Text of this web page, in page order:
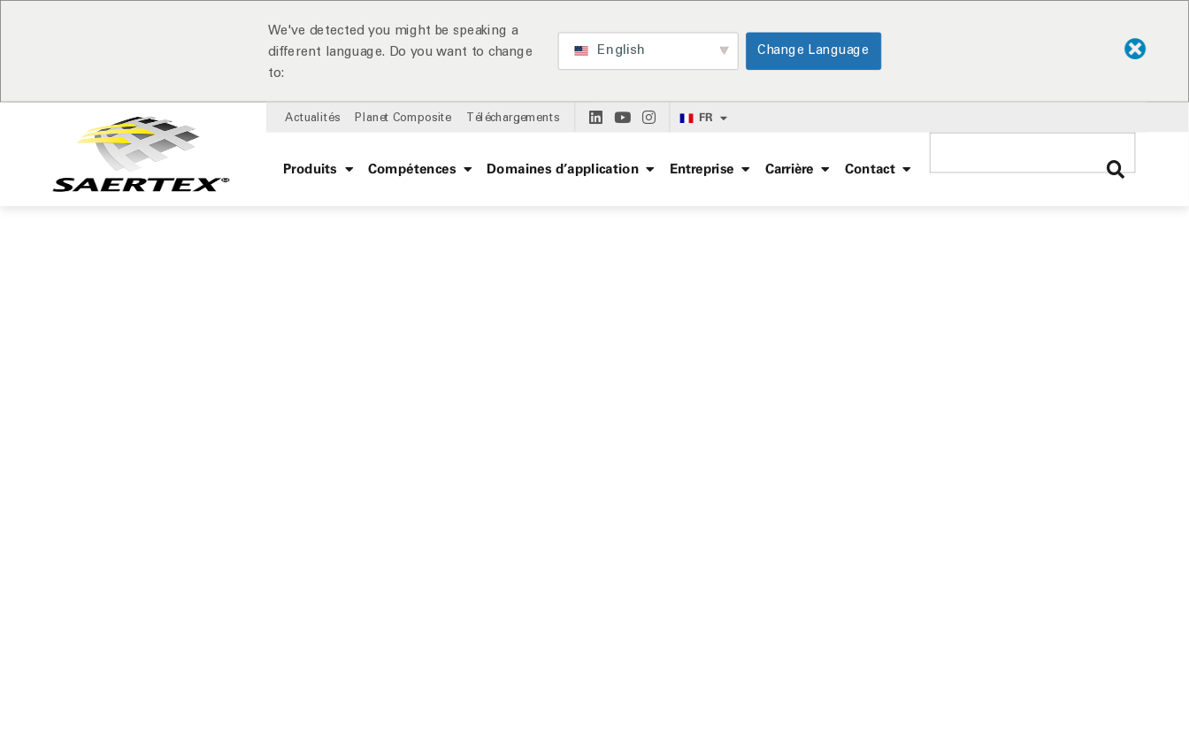
We've detected you might be speaking a
different language. Do you want to change
to:
English Change Language
Actualités Planet Composite Téléchargements FR
Produits Compétences Domaines d’application Entreprise Carrière Contact